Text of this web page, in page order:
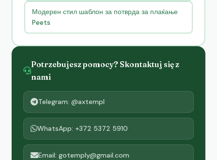
Модерен стил шаблон за потврда за плаќање
Peets
Potrzebujesz pomocy? Skontaktuj się z
nami
Telegram: @axtempl
WhatsApp: +372 5372 5910
Email: gotemply@gmail.com